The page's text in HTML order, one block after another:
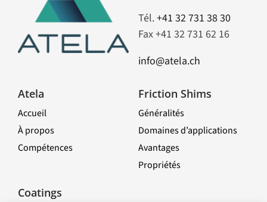
Atela
Accueil
À propos
Compétences
Navigation
Friction Shims
Généralités
Domaines d’applications
Avantages
Propriétés
Coatings
Tél.+41 32 731 38 30
Fax +41 32 731 62 16
info@atela.ch